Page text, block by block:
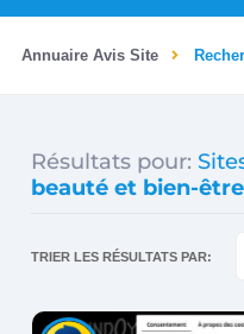
Annuaire Avis Site
Résultats pour:
beauté et bien-être
TRIER LES RÉSULTATS PAR: